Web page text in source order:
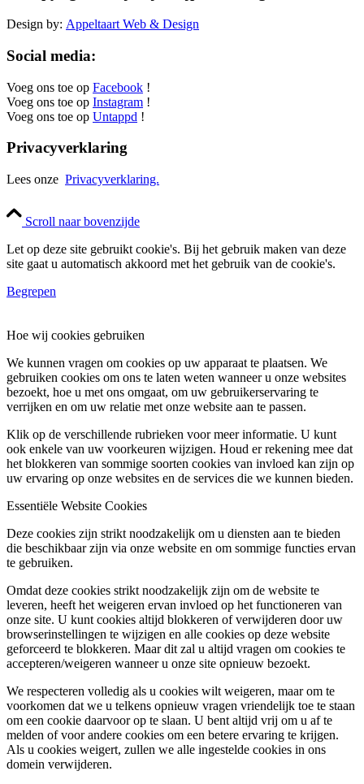
Design by: Appeltaart Web & Design
Social media:
Voeg ons toe op Facebook !
Voeg ons toe op Instagram !
Voeg ons toe op Untappd !
Privacyverklaring
Lees onze Privacyverklaring.
Scroll naar bovenzijde
Let op deze site gebruikt cookie's. Bij het gebruik maken van deze
site gaat u automatisch akkoord met het gebruik van de cookie's.
Begrepen
Hoe wij cookies gebruiken
We kunnen vragen om cookies op uw apparaat te plaatsen. We
gebruiken cookies om ons te laten weten wanneer u onze websites
bezoekt, hoe u met ons omgaat, om uw gebruikerservaring te
verrijken en om uw relatie met onze website aan te passen.
Klik op de verschillende rubrieken voor meer informatie. U kunt
ook enkele van uw voorkeuren wijzigen. Houd er rekening mee dat
het blokkeren van sommige soorten cookies van invloed kan zijn op
uw ervaring op onze websites en de services die we kunnen bieden.
Essentiële Website Cookies
Deze cookies zijn strikt noodzakelijk om u diensten aan te bieden
die beschikbaar zijn via onze website en om sommige functies ervan
te gebruiken.
Omdat deze cookies strikt noodzakelijk zijn om de website te
leveren, heeft het weigeren ervan invloed op het functioneren van
onze site. U kunt cookies altijd blokkeren of verwijderen door uw
browserinstellingen te wijzigen en alle cookies op deze website
geforceerd te blokkeren. Maar dit zal u altijd vragen om cookies te
accepteren/weigeren wanneer u onze site opnieuw bezoekt.
We respecteren volledig als u cookies wilt weigeren, maar om te
voorkomen dat we u telkens opnieuw vragen vriendelijk toe te staan
om een cookie daarvoor op te slaan. U bent altijd vrij om u af te
melden of voor andere cookies om een betere ervaring te krijgen.
Als u cookies weigert, zullen we alle ingestelde cookies in ons
domein verwijderen.